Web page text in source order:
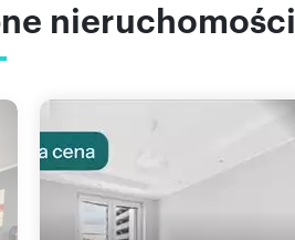
nieruchomości